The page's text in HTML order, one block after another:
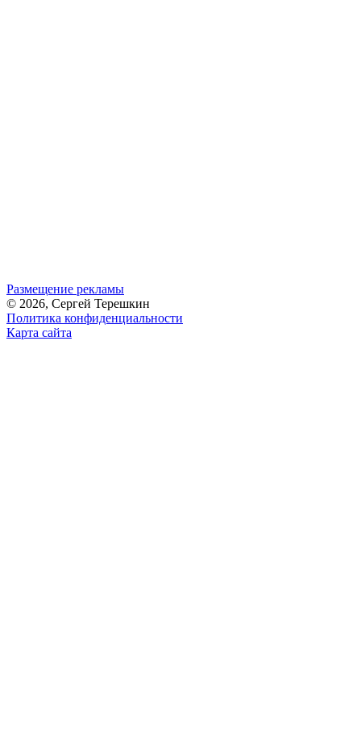
Размещение рекламы
© 2026, Сергей Терешкин
Политика конфиденциальности
Карта сайта